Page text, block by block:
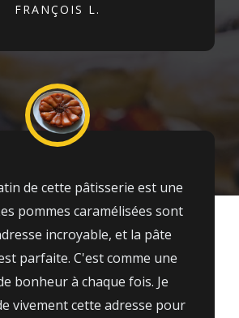
FRANÇOIS L.
de cette pâtisserie est une
pommes caramélisées sont
incroyable, et la pâte
parfaite. C'est comme une
bonheur à chaque fois. Je
vivement cette adresse pour